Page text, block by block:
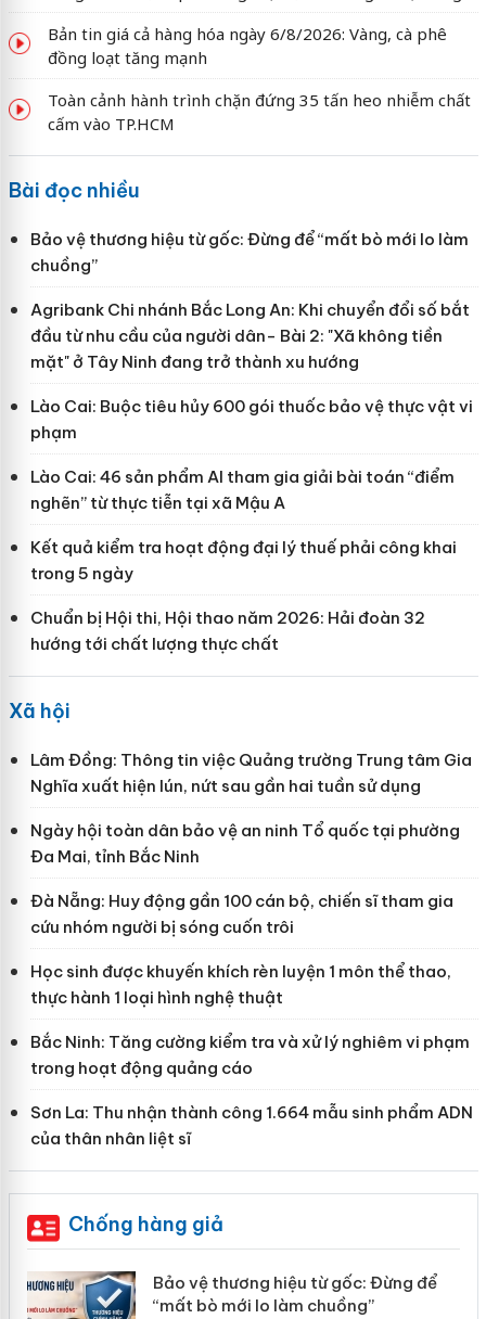
Bản tin giá cả hàng hóa ngày 6/8/2026: Vàng, cà phê
đồng loạt tăng mạnh
Toàn cảnh hành trình chặn đứng 35 tấn heo nhiễm chất
cấm vào TP.HCM
Bài đọc nhiều
Bảo vệ thương hiệu từ gốc: Đừng để “mất bò mới lo làm
chuồng”
Agribank Chi nhánh Bắc Long An: Khi chuyển đổi số bắt
đầu từ nhu cầu của người dân- Bài 2: "Xã không tiền
mặt" ở Tây Ninh đang trở thành xu hướng
Lào Cai: Buộc tiêu hủy 600 gói thuốc bảo vệ thực vật vi
phạm
Lào Cai: 46 sản phẩm AI tham gia giải bài toán “điểm
nghẽn” từ thực tiễn tại xã Mậu A
Kết quả kiểm tra hoạt động đại lý thuế phải công khai
trong 5 ngày
Chuẩn bị Hội thi, Hội thao năm 2026: Hải đoàn 32
hướng tới chất lượng thực chất
Xã hội
Lâm Đồng: Thông tin việc Quảng trường Trung tâm Gia
Nghĩa xuất hiện lún, nứt sau gần hai tuần sử dụng
Ngày hội toàn dân bảo vệ an ninh Tổ quốc tại phường
Đa Mai, tỉnh Bắc Ninh
Đà Nẵng: Huy động gần 100 cán bộ, chiến sĩ tham gia
cứu nhóm người bị sóng cuốn trôi
Học sinh được khuyến khích rèn luyện 1 môn thể thao,
thực hành 1 loại hình nghệ thuật
Bắc Ninh: Tăng cường kiểm tra và xử lý nghiêm vi phạm
trong hoạt động quảng cáo
Sơn La: Thu nhận thành công 1.664 mẫu sinh phẩm ADN
của thân nhân liệt sĩ
Chống hàng giả
Bảo vệ thương hiệu từ gốc: Đừng để
“mất bò mới lo làm chuồng”